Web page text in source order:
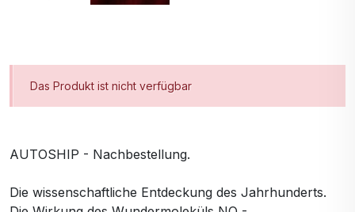
Das Produkt ist nicht verfügbar
AUTOSHIP - Nachbestellung.
Die wissenschaftliche Entdeckung des Jahrhunderts.